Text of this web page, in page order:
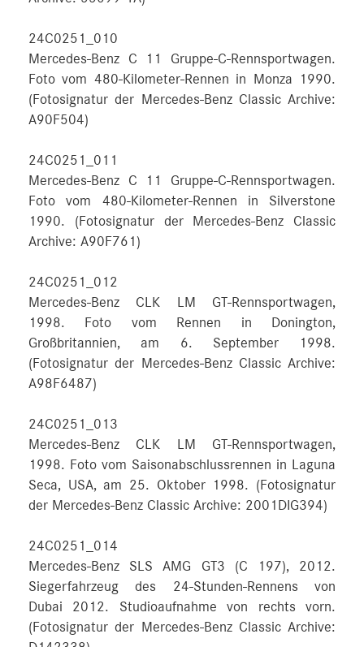
24C0251_010
Mercedes-Benz C 11 Gruppe-C-Rennsportwagen.
Foto vom 480-Kilometer-Rennen in Monza 1990.
(Fotosignatur der Mercedes-Benz Classic Archive:
A90F504)
24C0251_011
Mercedes-Benz C 11 Gruppe-C-Rennsportwagen.
Foto vom 480-Kilometer-Rennen in Silverstone
1990. (Fotosignatur der Mercedes-Benz Classic
Archive: A90F761)
24C0251_012
Mercedes-Benz CLK LM GT-Rennsportwagen,
1998. Foto vom Rennen in Donington,
Großbritannien, am 6. September 1998.
(Fotosignatur der Mercedes-Benz Classic Archive:
A98F6487)
24C0251_013
Mercedes-Benz CLK LM GT-Rennsportwagen,
1998. Foto vom Saisonabschlussrennen in Laguna
Seca, USA, am 25. Oktober 1998. (Fotosignatur
der Mercedes-Benz Classic Archive: 2001DIG394)
24C0251_014
Mercedes-Benz SLS AMG GT3 (C 197), 2012.
Siegerfahrzeug des 24-Stunden-Rennens von
Dubai 2012. Studioaufnahme von rechts vorn.
(Fotosignatur der Mercedes-Benz Classic Archive: